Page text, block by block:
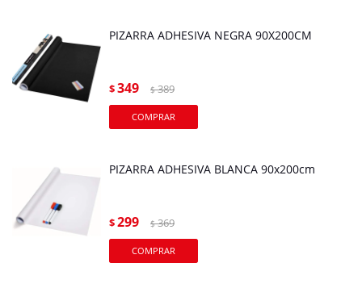
PIZARRA ADHESIVA NEGRA 90X200CM
$349 $ 389
PIZARRA ADHESIVA BLANCA 90x200cm
$299 $ 369